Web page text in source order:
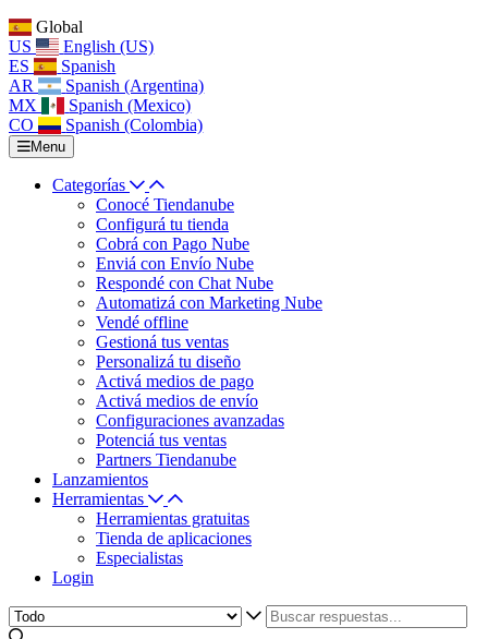
Global
US
English (US)
ES
Spanish
AR
Spanish (Argentina)
MX
Spanish (Mexico)
CO
Spanish (Colombia)
Menu
Categorías
Conocé Tiendanube
Configurá tu tienda
Cobrá con Pago Nube
Enviá con Envío Nube
Respondé con Chat Nube
Automatizá con Marketing Nube
Vendé offline
Gestioná tus ventas
Personalizá tu diseño
Activá medios de pago
Activá medios de envío
Configuraciones avanzadas
Potenciá tus ventas
Partners Tiendanube
Lanzamientos
Herramientas
Herramientas gratuitas
Tienda de aplicaciones
Especialistas
Login